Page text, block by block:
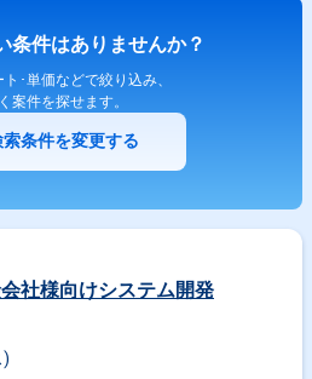
条件はありませんか？
･単価などで絞り込み、
案件を探せます。
索条件を変更する
会社様向けシステム開発
)